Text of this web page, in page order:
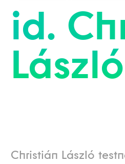
id.
László
Christián László